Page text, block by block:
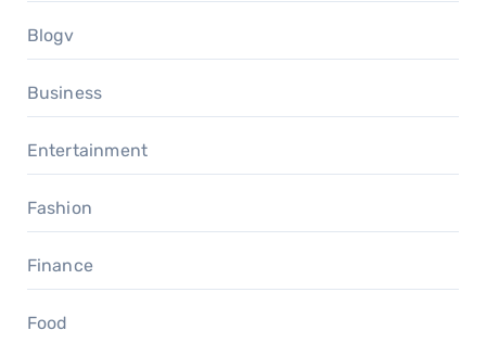
Blogv
Business
Entertainment
Fashion
Finance
Food